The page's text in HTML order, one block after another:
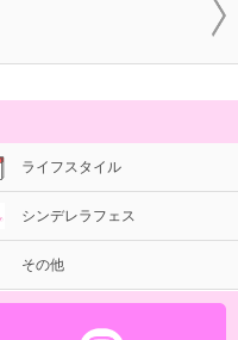
ライフスタイル
シンデレラフェス
その他